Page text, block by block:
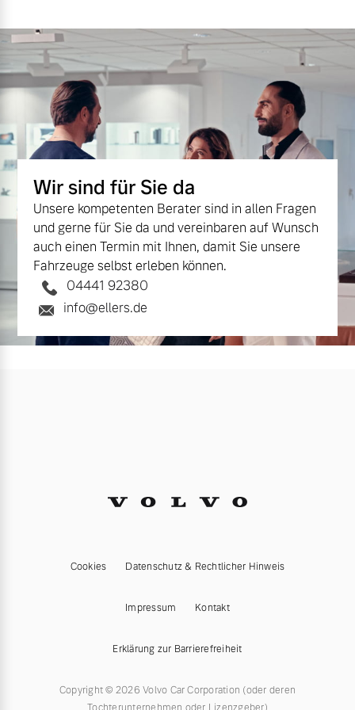
Mehr erfahren
Wir sind für Sie da
Unsere kompetenten Berater sind in allen Fragen
und gerne für Sie da und vereinbaren auf Wunsch
auch einen Termin mit Ihnen, damit Sie unsere
Fahrzeuge selbst erleben können.
04441 92380
info@ellers.de
Cookies Datenschutz & Rechtlicher Hinweis
Impressum Kontakt
Erklärung zur Barrierefreiheit
Copyright © 2026 Volvo Car Corporation (oder deren
Tochterunternehmen oder Lizenzgeber)